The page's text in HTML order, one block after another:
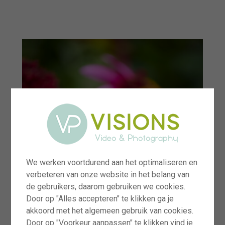
We werken voortdurend aan het optimaliseren en
verbeteren van onze website in het belang van
de gebruikers, daarom gebruiken we cookies.
Door op "Alles accepteren" te klikken ga je
akkoord met het algemeen gebruik van cookies.
Door op "Voorkeur aanpassen" te klikken vind je